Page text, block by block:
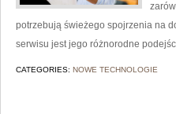
potrzebują świeżego spojrzenia na
serwisu jest jego różnorodne
CATEGORIES: NOWE TECHNOLOGIE